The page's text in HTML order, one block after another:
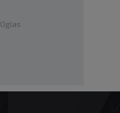
Oglas